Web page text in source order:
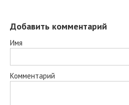
Добавить комментарий
Имя
Комментарий